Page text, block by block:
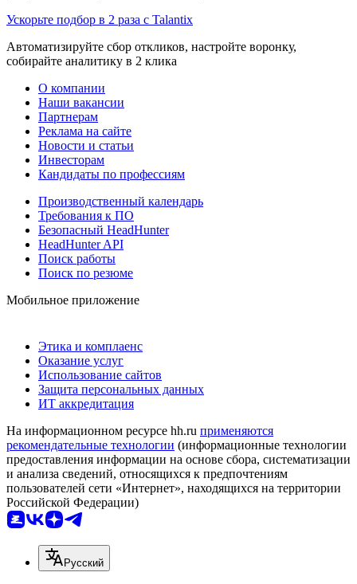
Ускорьте подбор в 2 раза с Talantix
Автоматизируйте сбор откликов, настройте воронку,
собирайте аналитику в 2 клика
О компании
Наши вакансии
Партнерам
Реклама на сайте
Новости и статьи
Инвесторам
Кандидаты по профессиям
Производственный календарь
Требования к ПО
Безопасный HeadHunter
HeadHunter API
Поиск работы
Поиск по резюме
Мобильное приложение
Этика и комплаенс
Оказание услуг
Использование сайтов
Защита персональных данных
ИТ аккредитация
На информационном ресурсе hh.ru применяются
рекомендательные технологии (информационные технологии
предоставления информации на основе сбора, систематизации
и анализа сведений, относящихся к предпочтениям
пользователей сети «Интернет», находящихся на территории
Российской Федерации)
Русский